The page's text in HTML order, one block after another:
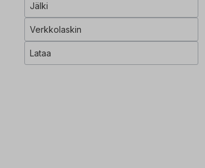
Jälki
Verkkolaskin
Lataa